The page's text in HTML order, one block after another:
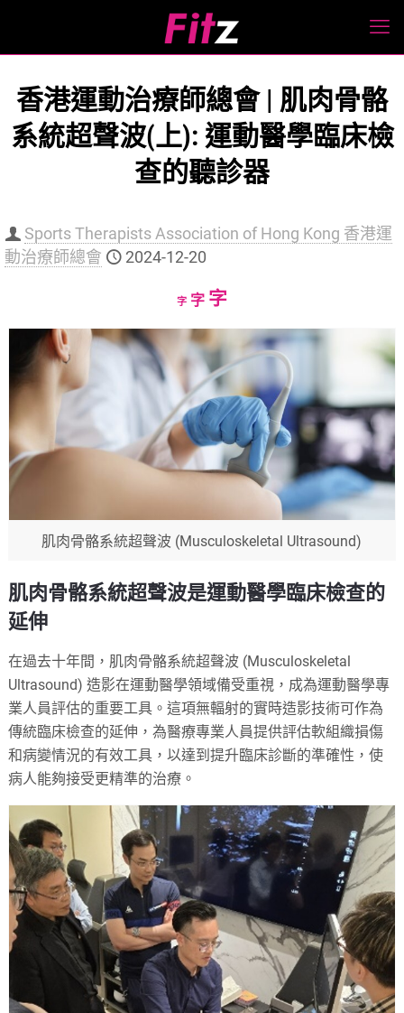
香港運動治療師總會 | 肌肉骨骼
系統超聲波(上): 運動醫學臨床檢
查的聽診器
Sports Therapists Association of Hong Kong 香港運
動治療師總會
2024-12-20
字Decrease
size.
字Reset
size.
字Increase
size.
肌肉骨骼系統超聲波 (Musculoskeletal Ultrasound)
肌肉骨骼系統超聲波是運動醫學臨床檢查的
延伸
在過去十年間，肌肉骨骼系統超聲波 (Musculoskeletal
Ultrasound) 造影在運動醫學領域備受重視，成為運動醫學專
業人員評估的重要工具。這項無輻射的實時造影技術可作為
傳統臨床檢查的延伸，為醫療專業人員提供評估軟組織損傷
和病變情況的有效工具，以達到提升臨床診斷的準確性，使
病人能夠接受更精準的治療。